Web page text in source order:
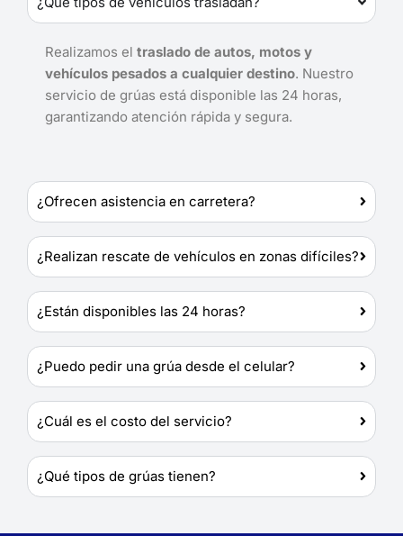
Realizamos el traslado de autos, motos y
vehículos pesados a cualquier destino. Nuestro
servicio de grúas está disponible las 24 horas,
garantizando atención rápida y segura.
¿Ofrecen asistencia en carretera?
¿Realizan rescate de vehículos en zonas difíciles?
¿Están disponibles las 24 horas?
¿Puedo pedir una grúa desde el celular?
¿Cuál es el costo del servicio?
¿Qué tipos de grúas tienen?